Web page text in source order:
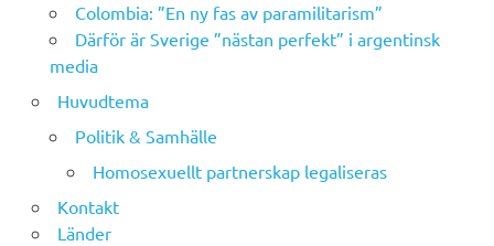
Colombia: ”En ny fas av paramilitarism”
Därför är Sverige ”nästan perfekt” i argentinsk
media
Huvudtema
Politik & Samhälle
Homosexuellt partnerskap legaliseras
Kontakt
Länder